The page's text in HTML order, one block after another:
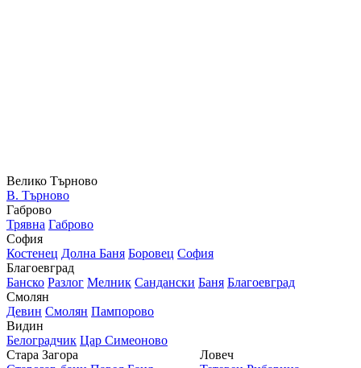
Велико Търново
В. Търново
Габрово
Трявна Габрово
София
Костенец Долна Баня Боровец София
Благоевград
Банско Разлог Мелник Сандански Баня Благоевград
Смолян
Девин Смолян Пампорово
Видин
Белоградчик Цар Симеоново
Стара Загора
Ловеч